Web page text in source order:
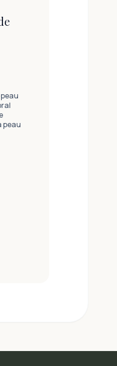
peau